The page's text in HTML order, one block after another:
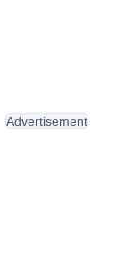
Advertisement